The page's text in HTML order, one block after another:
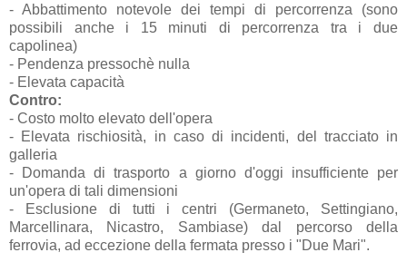
- Abbattimento notevole dei tempi di percorrenza (sono
possibili anche i 15 minuti di percorrenza tra i due
capolinea)
- Pendenza pressochè nulla
- Elevata capacità
Contro:
- Costo molto elevato dell'opera
- Elevata rischiosità, in caso di incidenti, del tracciato in
galleria
- Domanda di trasporto a giorno d'oggi insufficiente per
un'opera di tali dimensioni
- Esclusione di tutti i centri (Germaneto, Settingiano,
Marcellinara, Nicastro, Sambiase) dal percorso della
ferrovia, ad eccezione della fermata presso i "Due Mari".